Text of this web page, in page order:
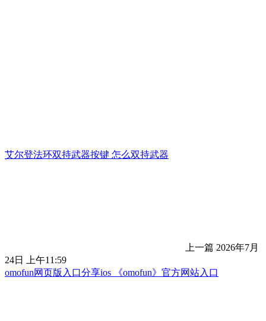
艾尔登法环双持武器按键 怎么双持武器
上一篇 2026年7月
24日 上午11:59
omofun网页版入口分享ios 《omofun》官方网站入口